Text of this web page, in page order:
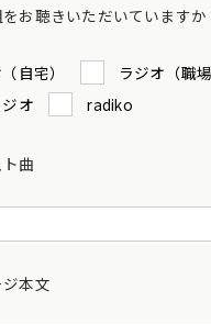
お聴きいただいていますか
自宅）
ラジオ（職場
オ
radiko
曲
本文